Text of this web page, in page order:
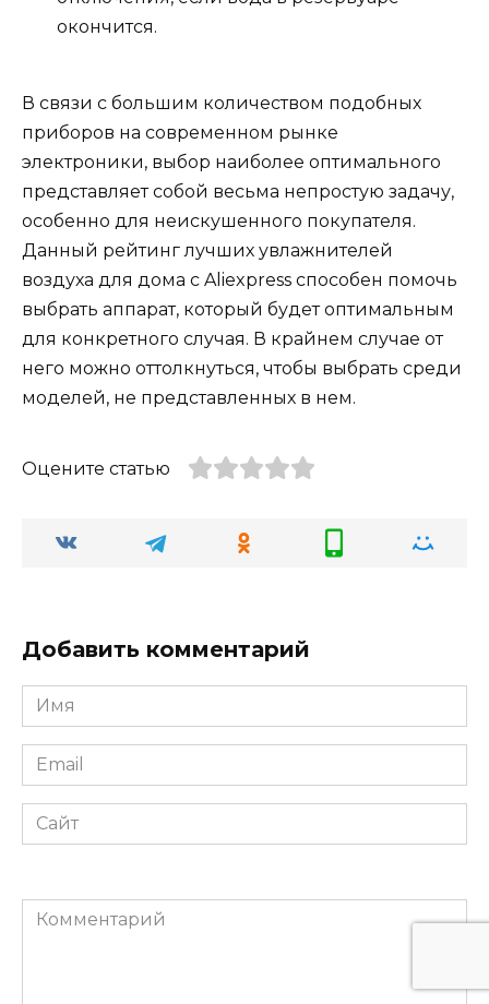
окончится.
В связи с большим количеством подобных
приборов на современном рынке
электроники, выбор наиболее оптимального
представляет собой весьма непростую задачу,
особенно для неискушенного покупателя.
Данный рейтинг лучших увлажнителей
воздуха для дома с Aliexpress способен помочь
выбрать аппарат, который будет оптимальным
для конкретного случая. В крайнем случае от
него можно оттолкнуться, чтобы выбрать среди
моделей, не представленных в нем.
Оцените статью
Добавить комментарий
Имя
*
Email
*
Сайт
Комментарий